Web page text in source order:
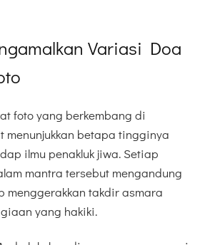
Variasi Doa
foto yang berkembang di
menunjukkan betapa tingginya
ilmu penakluk jiwa. Setiap
mantra tersebut mengandung
menggerakkan takdir asmara
yang hakiki.